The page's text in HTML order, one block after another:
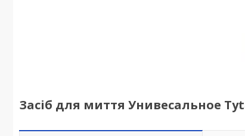
Засіб для миття Унивесальное